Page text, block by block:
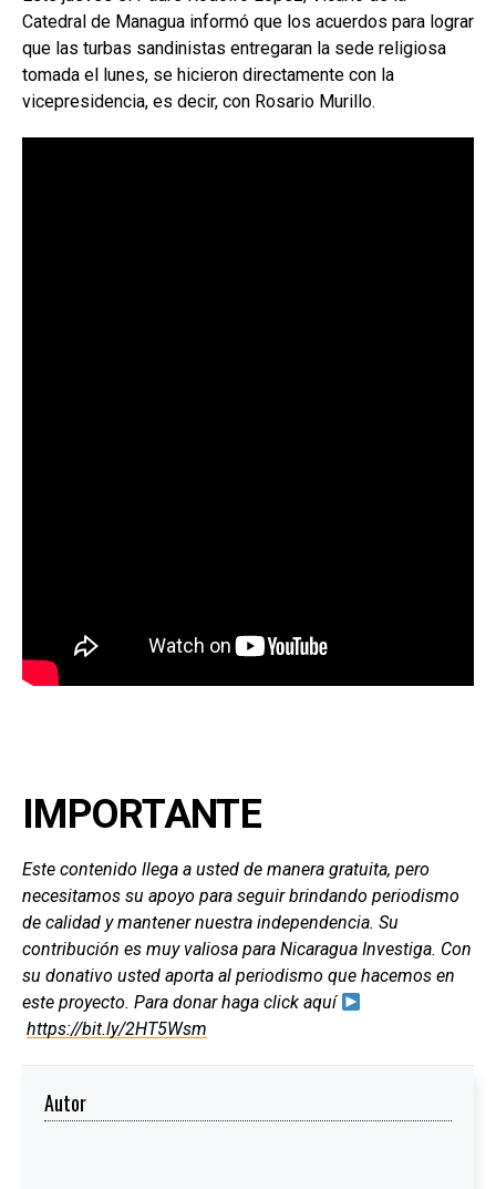
Catedral de Managua informó que los acuerdos para lograr
que las turbas sandinistas entregaran la sede religiosa
tomada el lunes, se hicieron directamente con la
vicepresidencia, es decir, con Rosario Murillo.
IMPORTANTE
Este contenido llega a usted de manera gratuita, pero
necesitamos su apoyo para seguir brindando periodismo
de calidad y mantener nuestra independencia. Su
contribución es muy valiosa para Nicaragua Investiga. Con
su donativo usted aporta al periodismo que hacemos en
este proyecto. Para donar haga click aquí
https://bit.ly/2HT5Wsm
Autor